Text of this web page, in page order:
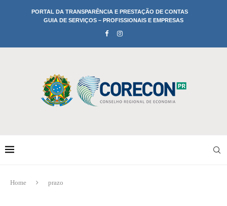
PORTAL DA TRANSPARÊNCIA E PRESTAÇÃO DE CONTAS
GUIA DE SERVIÇOS – PROFISSIONAIS E EMPRESAS
Home prazo